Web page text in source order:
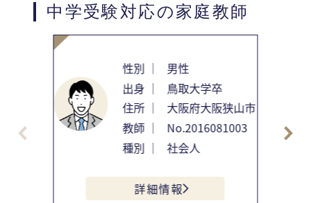
中学受験対応の家庭教師
性別 ｜
男性
出身 ｜
鳥取大学卒
住所 ｜
大阪府大阪狭山市
教師 ｜
No.2016081003
種別 ｜
社会人
詳細情報